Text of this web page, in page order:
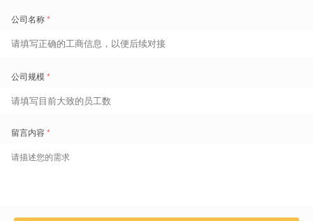
职、项目绩效、短信提醒等本地化应用场景，助力 SF 的应用生态